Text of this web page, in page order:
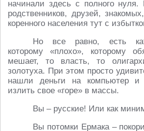
начинали здесь с полного нуля.
родственников, друзей,
коренного населения тут с
Но все равно, есть
которому «плохо», которому
мешает, то власть, то
золотуха. При этом просто
нашли деньги на компьютер и
излить свое «горе» в массы.
Вы – русские! Или как
Вы потомки Ермака –